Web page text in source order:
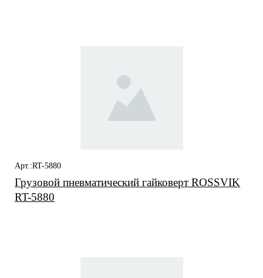
Арт.:RT-5880
Грузовой пневматический гайковерт ROSSVIK
RT-5880